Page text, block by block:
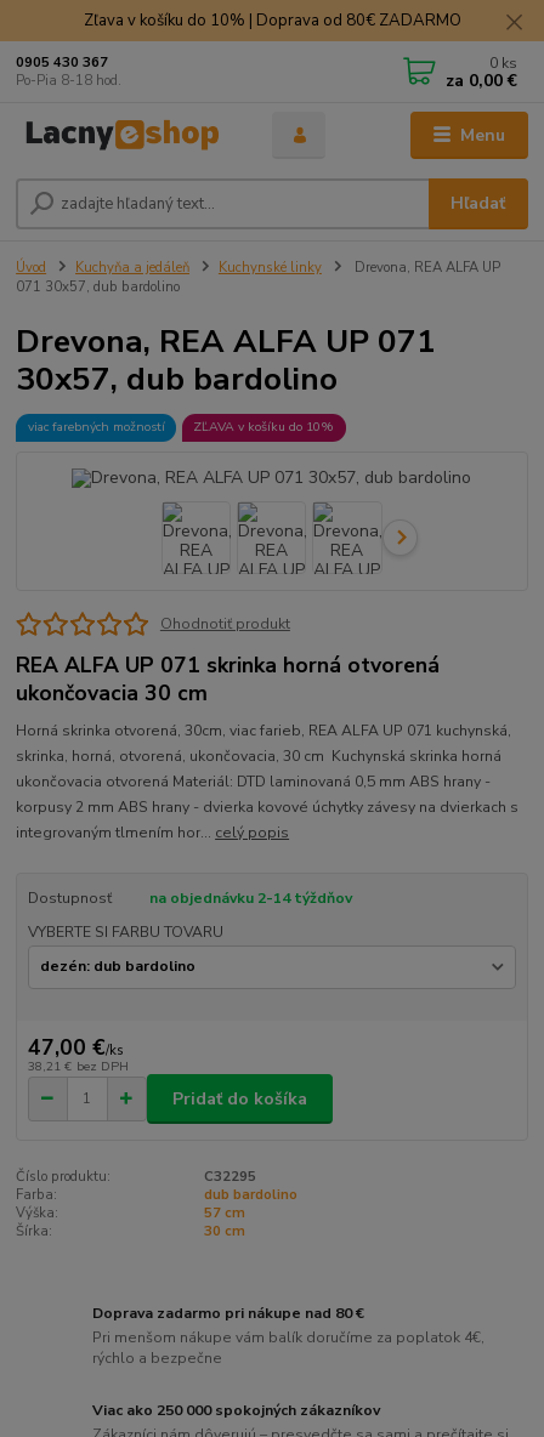
Zľava v košíku do 10% | Doprava od 80€ ZADARMO
Menu
Hľadať
0905 430 367
Po-Pia 8-18 hod.
0 ks
za 0,00 €
Úvod Kuchyňa a jedáleň Kuchynské linky
Drevona, REA ALFA UP
071 30x57, dub bardolino
Drevona, REA ALFA UP 071
30x57, dub bardolino
viac farebných možností ZĽAVA v košíku do 10%
Ohodnotiť produkt
REA ALFA UP 071 skrinka horná otvorená
ukončovacia 30 cm
Horná skrinka otvorená, 30cm, viac farieb, REA ALFA UP 071 kuchynská,
skrinka, horná, otvorená, ukončovacia, 30 cm Kuchynská skrinka horná
ukončovacia otvorená Materiál: DTD laminovaná 0,5 mm ABS hrany -
korpusy 2 mm ABS hrany - dvierka kovové úchytky závesy na dvierkach s
integrovaným tlmením hor... celý popis
Dostupnosť
na objednávku 2-14 týždňov
VYBERTE SI FARBU TOVARU
47,00 €/ks
38,21 € bez DPH
Pridať do košíka
Číslo produktu:
C32295
Farba:
dub bardolino
Výška:
57 cm
Šírka:
30 cm
Doprava zadarmo pri nákupe nad 80 €
Pri menšom nákupe vám balík doručíme za poplatok 4€,
rýchlo a bezpečne
Viac ako 250 000 spokojných zákazníkov